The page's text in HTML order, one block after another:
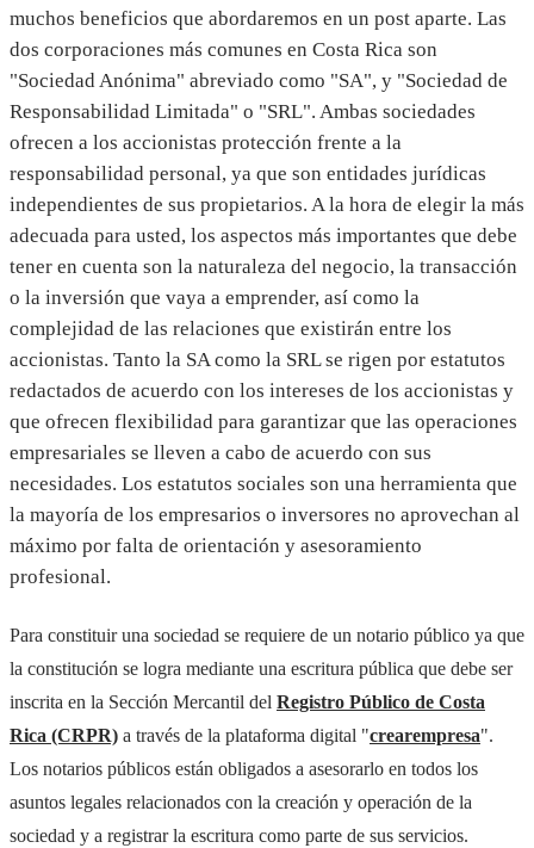
muchos beneficios que abordaremos en un post aparte. Las
dos corporaciones más comunes en Costa Rica son
"Sociedad Anónima" abreviado como "SA", y "Sociedad de
Responsabilidad Limitada" o "SRL". Ambas sociedades
ofrecen a los accionistas protección frente a la
responsabilidad personal, ya que son entidades jurídicas
independientes de sus propietarios. A la hora de elegir la más
adecuada para usted, los aspectos más importantes que debe
tener en cuenta son la naturaleza del negocio, la transacción
o la inversión que vaya a emprender, así como la
complejidad de las relaciones que existirán entre los
accionistas. Tanto la SA como la SRL se rigen por estatutos
redactados de acuerdo con los intereses de los accionistas y
que ofrecen flexibilidad para garantizar que las operaciones
empresariales se lleven a cabo de acuerdo con sus
necesidades. Los estatutos sociales son una herramienta que
la mayoría de los empresarios o inversores no aprovechan al
máximo por falta de orientación y asesoramiento
profesional.
Para constituir una sociedad se requiere de un notario público ya que
la constitución se logra mediante una escritura pública que debe ser
inscrita en la Sección Mercantil del Registro Público de Costa
Rica (CRPR) a través de la plataforma digital "crearempresa".
Los notarios públicos están obligados a asesorarlo en todos los
asuntos legales relacionados con la creación y operación de la
sociedad y a registrar la escritura como parte de sus servicios.